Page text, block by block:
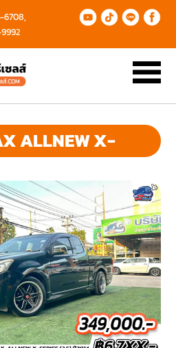
6708,
ALLNEW X-